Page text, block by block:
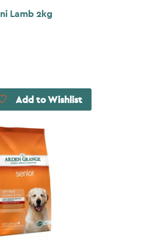
Lamb 2kg
Add to Wishlist